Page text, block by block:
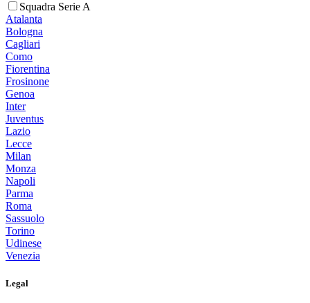
Squadra Serie A
Atalanta
Bologna
Cagliari
Como
Fiorentina
Frosinone
Genoa
Inter
Juventus
Lazio
Lecce
Milan
Monza
Napoli
Parma
Roma
Sassuolo
Torino
Udinese
Venezia
Legal